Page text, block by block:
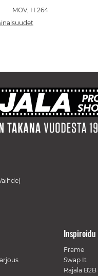
MOV, H.264
Inspiroidu
Frame
Swap It
Rajala B2B